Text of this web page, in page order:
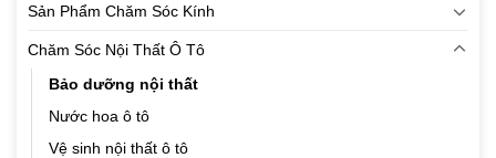
Sản Phẩm Chăm Sóc Kính
Chăm Sóc Nội Thất Ô Tô
Bảo dưỡng nội thất
Nước hoa ô tô
Vệ sinh nội thất ô tô